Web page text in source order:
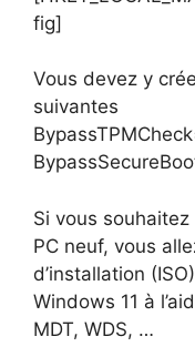
fig]
Vous devez y
suivantes
Si vous
PC neuf, vous
d’installation
Windows 11 à
MDT, WDS, …